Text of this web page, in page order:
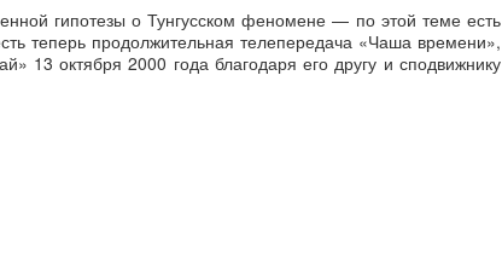
гипотезы о Тунгусском феномене — по этой теме есть
теперь продолжительная телепередача «Чаша времени»,
13 октября 2000 года благодаря его другу и сподвижнику